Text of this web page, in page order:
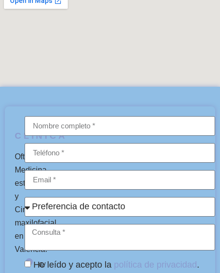
CLÍNICA
Oftalmología,
Medicina
estética
y
Cirugía
maxilofacial
en
Valencia.
C/
He leído y acepto la política de privacidad.